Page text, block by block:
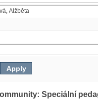
Speciální